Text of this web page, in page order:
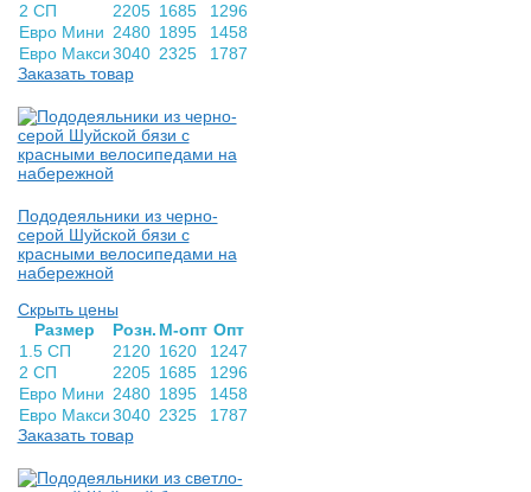
2 СП
2205 1685
1296
Евро Мини 2480 1895
1458
Евро Макси3040 2325
1787
Заказать товар
Пододеяльники из черно-
серой Шуйской бязи с
красными велосипедами на
набережной
Скрыть цены
Раз­мер
Розн. М-опт Опт
1.5 СП
2120 1620
1247
2 СП
2205 1685
1296
Евро Мини 2480 1895
1458
Евро Макси3040 2325
1787
Заказать товар